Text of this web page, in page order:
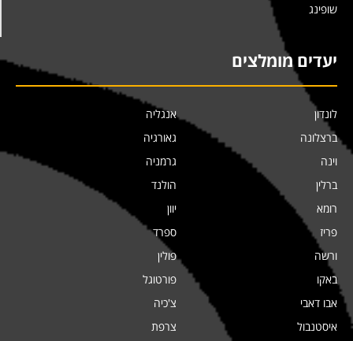
שופינג
יעדים מומלצים
לונדון
ברצלונה
וינה
ברלין
רומא
פריז
ורשה
באקו
אבו דאבי
איסטנבול
אנגליה
גאורגיה
גרמניה
הולנד
יוון
ספרד
פולין
פורטוגל
צ'כיה
צרפת